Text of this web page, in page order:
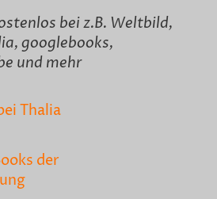
bei z.B. Weltbild,
googlebooks,
und mehr
Thalia
der